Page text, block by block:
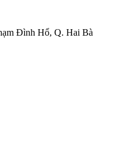
Đình Hổ, Q. Hai Bà